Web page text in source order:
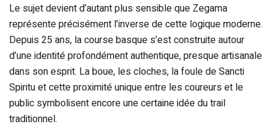
Le sujet devient d’autant plus sensible que Zegama
représente précisément l’inverse de cette logique moderne.
Depuis 25 ans, la course basque s’est construite autour
d’une identité profondément authentique, presque artisanale
dans son esprit. La boue, les cloches, la foule de Sancti
Spiritu et cette proximité unique entre les coureurs et le
public symbolisent encore une certaine idée du trail
traditionnel.